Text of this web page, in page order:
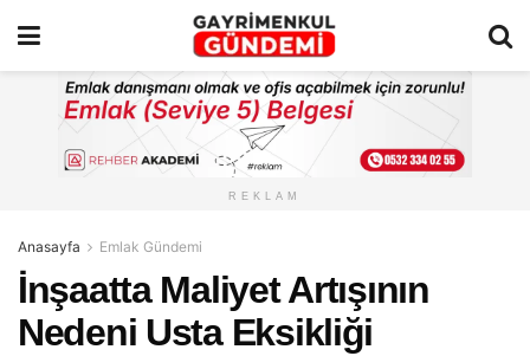
REKLAM
Anasayfa Emlak Gündemi
İnşaatta Maliyet Artışının
Nedeni Usta Eksikliği